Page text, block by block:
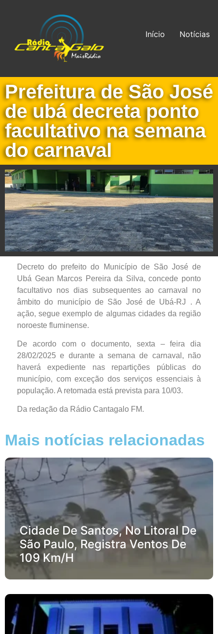
Início Notícias
Prefeitura de São José
de ubá decreta ponto
facultativo na semana
do carnaval
Decreto do prefeito do Município de São José de
Ubá Gean Marcos Pereira da Silva, concede ponto
facultativo nos dias subsequentes ao carnaval no
âmbito do município de São José de Ubá-RJ . A
ação, segue exemplo de algumas cidades da região
noroeste fluminense.
De acordo com o documento, sexta – feira dia
28/02/2025 e durante a semana de carnaval, não
haverá expediente nas repartições públicas do
município, com exceção dos serviços essenciais à
população. A retomada está prevista para 10/03.
Da redação da Rádio Cantagalo FM.
Mais notícias relacionadas
Cidade De Santos, No Litoral De
São Paulo, Registra Ventos De
109 Km/h